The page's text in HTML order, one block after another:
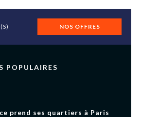
NOS OFFRES
POPULAIRES
prend ses quartiers à Paris